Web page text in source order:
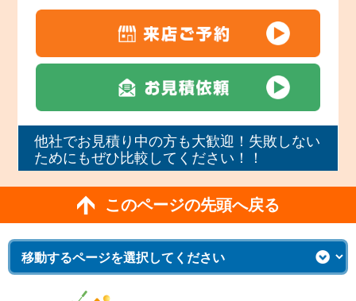
他社でお見積り中の方も大歓迎！失敗しない
ためにもぜひ比較してください！！
このページの先頭へ戻る